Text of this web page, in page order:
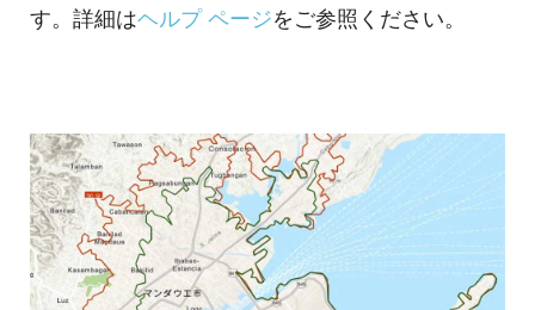
す。詳細はヘルプ ページをご参照ください。